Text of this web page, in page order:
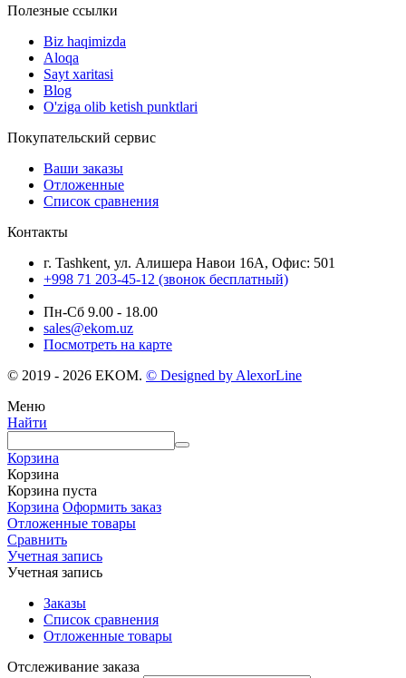
Полезные ссылки
Biz haqimizda
Aloqa
Sayt xaritasi
Blog
O'ziga olib ketish punktlari
Покупательский сервис
Ваши заказы
Отложенные
Список сравнения
Контакты
г. Tashkent, ул. Алишера Навои 16А, Офис: 501
+998 71 203-45-12 (звонок бесплатный)
Пн-Cб 9.00 - 18.00
sales@ekom.uz
Посмотреть на карте
© 2019 - 2026 EKOM. © Designed by AlexorLine
Меню
Найти
Корзина
Корзина
Корзина пуста
Корзина Оформить заказ
Отложенные товары
Сравнить
Учетная запись
Учетная запись
Заказы
Список сравнения
Отложенные товары
Отслеживание заказа